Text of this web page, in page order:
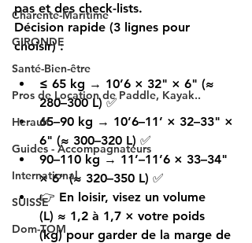
Charente-Maritime
GIRONDE
Santé-Bien-être
Pros de Location de Paddle, Kayak..
Herault
Guides - Accompagnateurs
International
SUISSE
Dom-TOM
pas et des check-lists.
Décision rapide (3 lignes pour
choisir) :
≤ 65 kg → 10’6 × 32" × 6" (≈
280–300 L) ✅
65–90 kg → 10’6–11’ × 32–33" ×
6" (≈ 300–320 L) ✅
90–110 kg → 11’–11’6 × 33–34"
× 6" (≈ 320–350 L) ✅
👉 En loisir, visez un volume
(L) ≈ 1,2 à 1,7 × votre poids
(kg) pour garder de la marge de